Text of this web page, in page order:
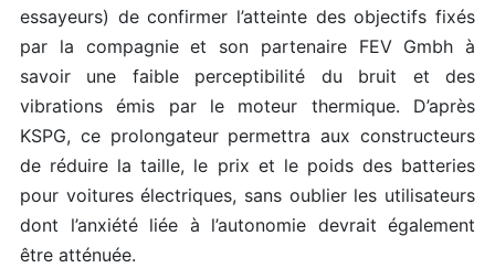
essayeurs) de confirmer l’atteinte des objectifs fixés
par la compagnie et son partenaire FEV Gmbh à
savoir une faible perceptibilité du bruit et des
vibrations émis par le moteur thermique. D’après
KSPG, ce prolongateur permettra aux constructeurs
de réduire la taille, le prix et le poids des batteries
pour voitures électriques, sans oublier les utilisateurs
dont l’anxiété liée à l’autonomie devrait également
être atténuée.